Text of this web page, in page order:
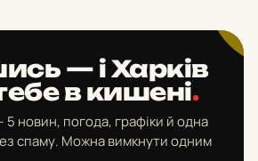
— і Харків
в кишені.
новин, погода, графіки й одна
спаму. Можна вимкнути одним